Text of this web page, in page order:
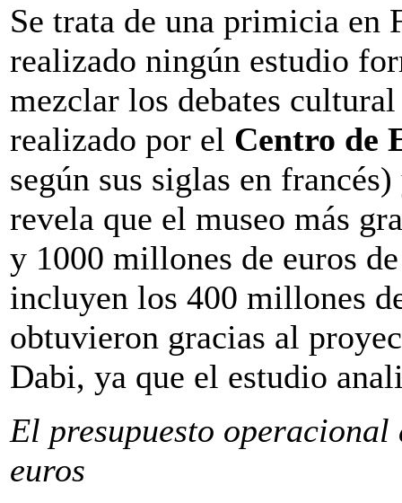
Se trata de una primicia en
realizado ningún estudio
mezclar los debates
realizado por el Centro de
según sus siglas en
revela que el museo más
y 1000 millones de euros
incluyen los 400 millones
obtuvieron gracias al
Dabi, ya que el estudio
El presupuesto
euros